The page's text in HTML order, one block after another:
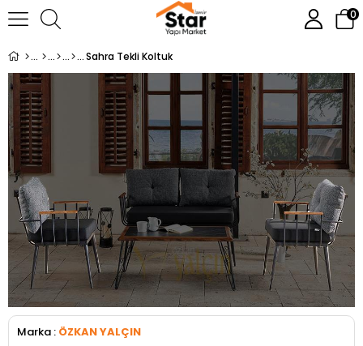
0
Sahra Tekli Koltuk
Marka : ÖZKAN YALÇIN